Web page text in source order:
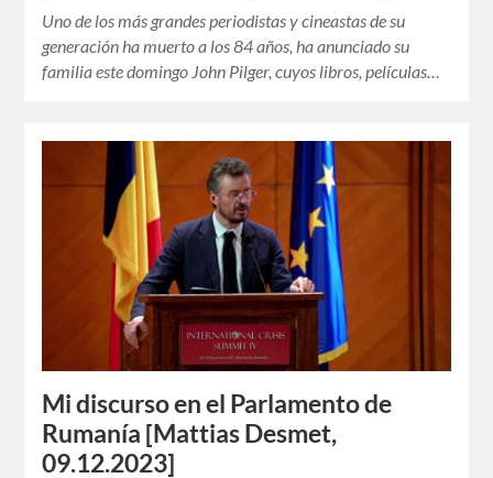
Uno de los más grandes periodistas y cineastas de su
generación ha muerto a los 84 años, ha anunciado su
familia este domingo John Pilger, cuyos libros, películas…
Mi discurso en el Parlamento de
Rumanía [Mattias Desmet,
09.12.2023]